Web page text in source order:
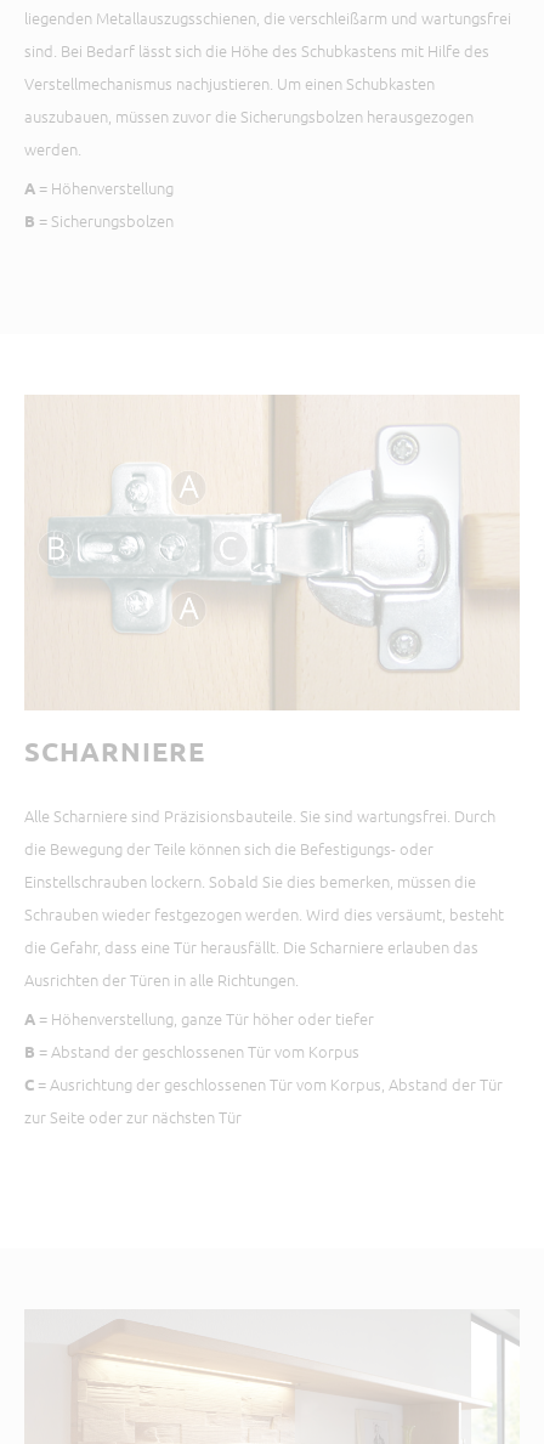
liegenden Metallauszugsschienen, die verschleißarm und wartungsfrei
sind. Bei Bedarf lässt sich die Höhe des Schubkastens mit Hilfe des
Verstellmechanismus nachjustieren. Um einen Schubkasten
auszubauen, müssen zuvor die Sicherungsbolzen herausgezogen
werden.
A = Höhenverstellung
B = Sicherungsbolzen
SCHARNIERE
Alle Scharniere sind Präzisionsbauteile. Sie sind wartungsfrei. Durch
die Bewegung der Teile können sich die Befestigungs- oder
Einstellschrauben lockern. Sobald Sie dies bemerken, müssen die
Schrauben wieder festgezogen werden. Wird dies versäumt, besteht
die Gefahr, dass eine Tür herausfällt. Die Scharniere erlauben das
Ausrichten der Türen in alle Richtungen.
A = Höhenverstellung, ganze Tür höher oder tiefer
B = Abstand der geschlossenen Tür vom Korpus
C = Ausrichtung der geschlossenen Tür vom Korpus, Abstand der Tür
zur Seite oder zur nächsten Tür